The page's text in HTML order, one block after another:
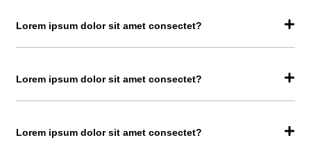
Lorem ipsum dolor sit amet consectet?
Lorem ipsum dolor sit amet consectet?
Lorem ipsum dolor sit amet consectet?